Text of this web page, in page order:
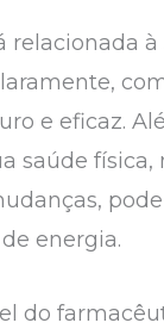
relacionada
e eficaz.
saúde
energia.
do